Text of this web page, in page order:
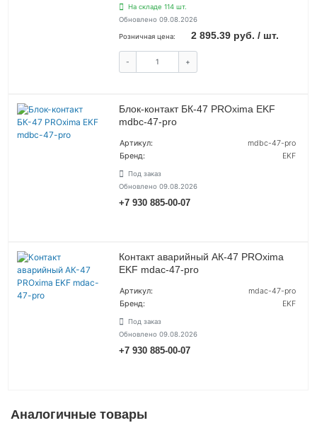
На складе 114 шт.
Обновлено 09.08.2026
Розничная цена: 2 895.39 руб. / шт.
- +
Блок-контакт БК-47 PROxima EKF
mdbc-47-pro
Артикул:
mdbc-47-pro
Бренд:
EKF
Под заказ
Обновлено 09.08.2026
+7 930 885-00-07
Контакт аварийный АК-47 PROxima
EKF mdac-47-pro
Артикул:
mdac-47-pro
Бренд:
EKF
Под заказ
Обновлено 09.08.2026
+7 930 885-00-07
Аналогичные товары